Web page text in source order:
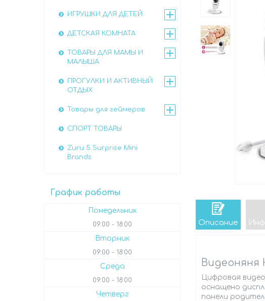
Описание
Видеоняня
Цифровая
оснащено
панели
ИГРУШКИ ДЛЯ ДЕТЕЙ
ДЕТСКАЯ КОМНАТА
ТОВАРЫ ДЛЯ МАМЫ И
МАЛЫША
ПРОГУЛКИ И АКТИВНЫЙ
ОТДЫХ
Товары для геймеров
СПОРТ ТОВАРЫ
Zuru 5 Surprise Mini
Brands
График работы
Понедельник
09:00 18:00
Вторник
09:00 18:00
Среда
09:00 18:00
Четверг